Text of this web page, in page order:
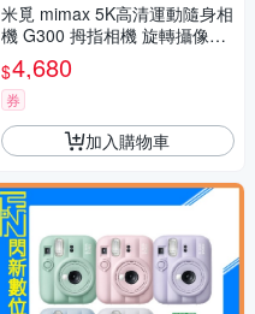
米覓 mimax 5K高清運動隨身相
機 G300 拇指相機 旋轉攝像頭
高清廣角 陀螺儀 防抖動 8倍變
焦 sport cam
$4,680
券
加入購物車